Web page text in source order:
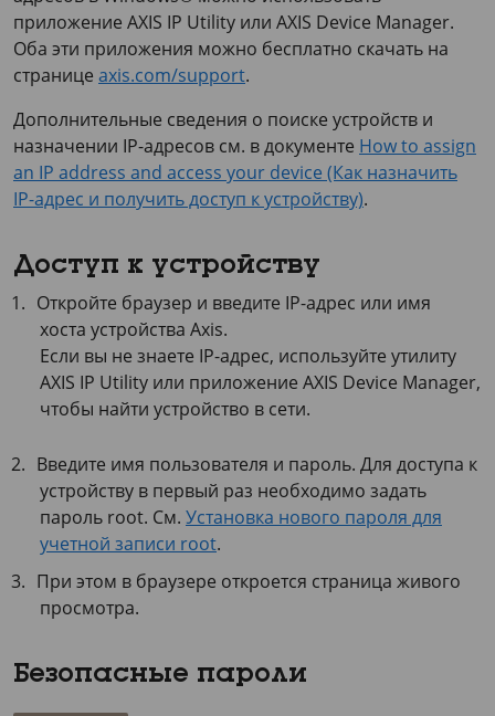
приложение AXIS IP Utility или AXIS Device Manager.
Оба эти приложения можно бесплатно скачать на
странице axis.com/support.
Дополнительные сведения о поиске устройств и
назначении IP-адресов см. в документе How to assign
an IP address and access your device (Как назначить
IP-адрес и получить доступ к устройству).
Доступ к устройству
Откройте браузер и введите IP-адрес или имя
хоста устройства Axis.
Если вы не знаете IP-адрес, используйте утилиту
AXIS IP Utility или приложение AXIS Device Manager,
чтобы найти устройство в сети.
Введите имя пользователя и пароль. Для доступа к
устройству в первый раз необходимо задать
пароль root. См. Установка нового пароля для
учетной записи root.
При этом в браузере откроется страница живого
просмотра.
Безопасные пароли